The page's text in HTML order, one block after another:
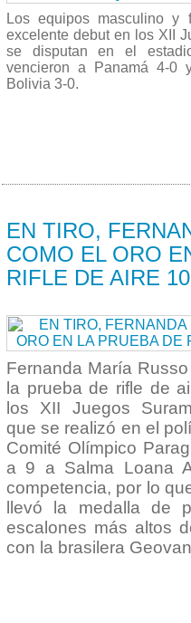
Los equipos masculino y
excelente debut en los XII
se disputan en el
vencieron a Panamá 4-0
Bolivia 3-0.
EN TIRO,
COMO EL ORO
RIFLE DE AIRE
Fernanda María
la prueba de rifle de
los XII Juegos
que se realizó en el
Comité Olímpico
a 9 a Salma Loana
competencia, por lo
llevó la medalla de
escalones más altos
con la brasilera